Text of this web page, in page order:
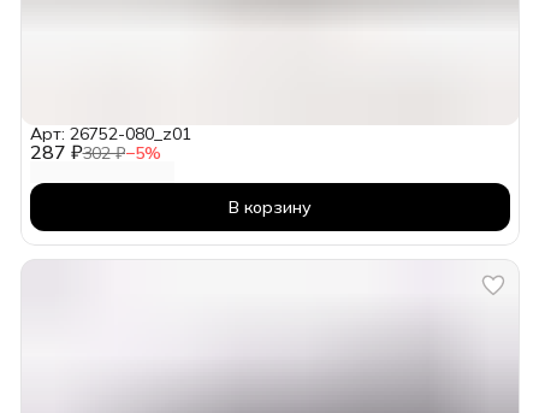
287 ₽302 ₽−5%
Арт: 26752-080_z01
В корзину